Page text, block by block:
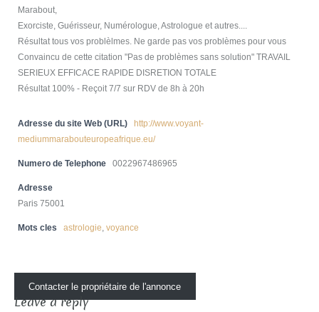
Marabout,
Exorciste, Guérisseur, Numérologue, Astrologue et autres....
Résultat tous vos problèlmes. Ne garde pas vos problèmes pour vous
Convaincu de cette citation "Pas de problèmes sans solution" TRAVAIL
SERIEUX EFFICACE RAPIDE DISRETION TOTALE
Résultat 100% - Reçoit 7/7 sur RDV de 8h à 20h
Adresse du site Web (URL)
http://www.voyant-
mediummarabouteuropeafrique.eu/
Numero de Telephone 0022967486965
Adresse
Paris 75001
Mots cles astrologie voyance
Contacter le propriétaire de l'annonce
Leave a reply